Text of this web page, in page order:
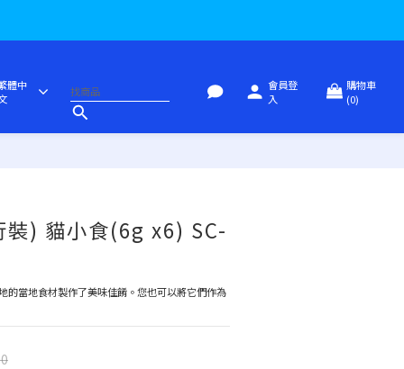
體中
會員登
入
購物車
(0)
裝) 貓小食(6g x6) SC-
的當地食材製作了美味佳餚。您也可以將它們作為